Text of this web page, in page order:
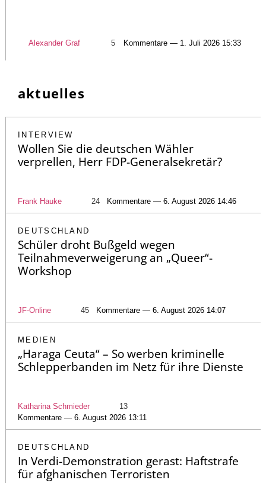
Alexander Graf 5 Kommentare — 1. Juli 2026 15:33
aktuelles
INTERVIEW
Wollen Sie die deutschen Wähler
verprellen, Herr FDP-Generalsekretär?
Frank Hauke 24 Kommentare — 6. August 2026 14:46
DEUTSCHLAND
Schüler droht Bußgeld wegen
Teilnahmeverweigerung an „Queer“-
Workshop
JF-Online 45 Kommentare — 6. August 2026 14:07
MEDIEN
„Haraga Ceuta“ – So werben kriminelle
Schlepperbanden im Netz für ihre Dienste
Katharina Schmieder
13
Kommentare — 6. August 2026 13:11
DEUTSCHLAND
In Verdi-Demonstration gerast: Haftstrafe
für afghanischen Terroristen